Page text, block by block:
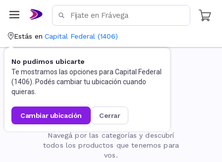
Estás en Capital Federal (1406)
No pudimos ubicarte
Te mostramos las opciones para Capital Federal
(1406). Podés cambiar tu ubicación cuando
quieras.
cambiar ubicación cerrar
La página no existe
Navegá por las categorías y descubrí
todos los productos que tenemos para
vos.